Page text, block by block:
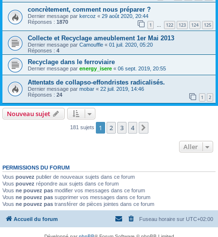
concrètement, comment nous préparer ?
Dernier message par kercoz « 29 août 2020, 20:44
Réponses : 1870 1 … 122 123 124 125
Collecte et Recyclage ameublement 1er Mai 2013
Dernier message par Camouffle « 01 juil. 2020, 05:20
Réponses : 4
Recyclage dans le ferroviaire
Dernier message par energy_isere « 06 sept. 2019, 20:55
Attentats de collapso-effondristes radicalisés.
Dernier message par mobar « 22 juil. 2019, 14:46
Réponses : 24 1 2
Nouveau sujet
181 sujets 1 2 3 4
Aller
PERMISSIONS DU FORUM
Vous pouvez publier de nouveaux sujets dans ce forum
Vous pouvez répondre aux sujets dans ce forum
Vous ne pouvez pas modifier vos messages dans ce forum
Vous ne pouvez pas supprimer vos messages dans ce forum
Vous ne pouvez pas transférer de pièces jointes dans ce forum
Accueil du forum Fuseau horaire sur UTC+02:00